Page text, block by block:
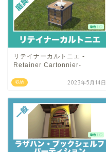
収納
リテイナーカルトニエ -
Retainer Cartonnier-
2023年5月14日